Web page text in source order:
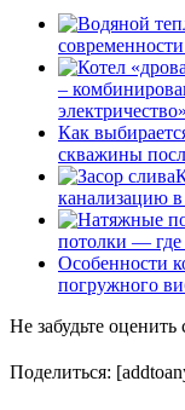
–
электричество»
Как
скважины
канализацию
потолки — где
Особенности
погружного
Не забудьте оценить
Поделиться: